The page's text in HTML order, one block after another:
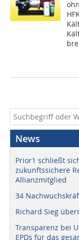
News
Prior1 schließt
zukunftssichere
Allianzmitglied
34
Richard Sieg
Transparenz bei
EPDs für das